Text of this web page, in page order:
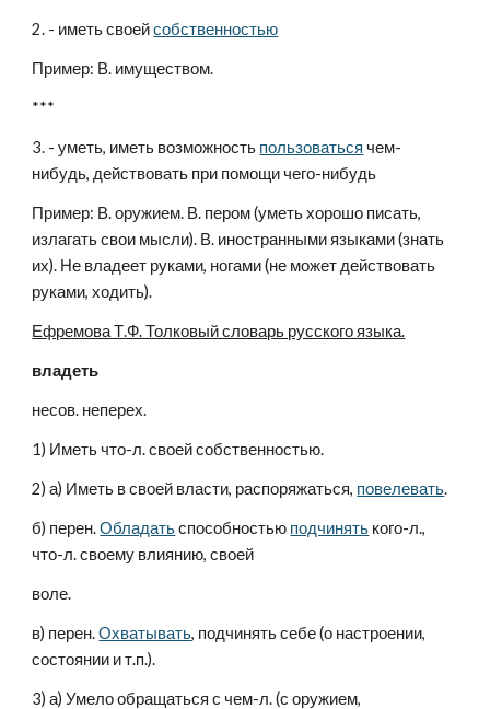
2. - иметь своей собственностью
Пример: В. имуществом.
***
3. - уметь, иметь возможность пользоваться чем-
нибудь, действовать при помощи чего-нибудь
Пример: В. оружием. В. пером (уметь хорошо писать,
излагать свои мысли). В. иностранными языками (знать
их). Не владеет руками, ногами (не может действовать
руками, ходить).
Ефремова Т.Ф. Толковый словарь русского языка.
владеть
несов. неперех.
1) Иметь что-л. своей собственностью.
2) а) Иметь в своей власти, распоряжаться, повелевать.
б) перен. Обладать способностью подчинять кого-л.,
что-л. своему влиянию, своей
воле.
в) перен. Охватывать, подчинять себе (о настроении,
состоянии и т.п.).
3) а) Умело обращаться с чем-л. (с оружием,